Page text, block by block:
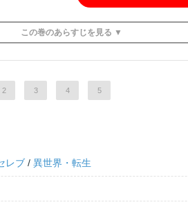
この巻のあらすじを 見る ▼
2 3 4 5
レブ /異世界・転生